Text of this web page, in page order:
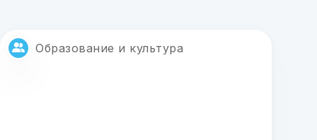
Образование и культура